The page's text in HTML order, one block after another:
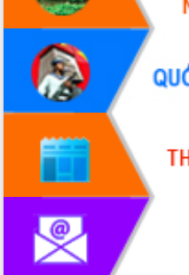
Đắk Lắk sơ kết 4 năm triển khai thực
hiện Đề án 06 của Chính phủ
Họp báo thông tin về Hội nghị Công bố
Quy hoạch và Xúc tiến đầu tư tỉnh Đắk
Lắk
Khơi thông điểm nghẽn, đẩy nhanh
giải ngân vốn khắc phục thiên tai
HĐND tỉnh thông qua điều chỉnh Quy
hoạch tỉnh thời kỳ 2021-2030
Hội thảo góp ý hồ sơ điều chỉnh quy
hoạch tỉnh Đắk Lắk thời kỳ 2021-2030,
tầm nhìn đến năm 2050
Nâng cao hiệu quả hoạt động của các
doanh nghiệp nhà nước